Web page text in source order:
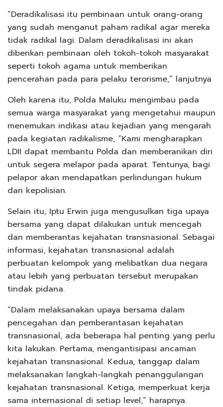
“Deradikalisasi itu pembinaan untuk orang-orang
yang sudah menganut paham radikal agar mereka
tidak radikal lagi. Dalam deradikalisasi ini akan
diberikan pembinaan oleh tokoh-tokoh masyarakat
seperti tokoh agama untuk memberikan
pencerahan pada para pelaku terorisme,” lanjutnya
Oleh karena itu, Polda Maluku mengimbau pada
semua warga masyarakat yang mengetahui maupun
menemukan indikasi atau kejadian yang mengarah
pada kegiatan radikalisme, “Kami mengharapkan
LDII dapat membantu Polda dan memberanikan diri
untuk segera melapor pada aparat. Tentunya, bagi
pelapor akan mendapatkan perlindungan hukum
dari kepolisian.
Selain itu, Iptu Erwin juga mengusulkan tiga upaya
bersama yang dapat dilakukan untuk mencegah
dan memberantas kejahatan transnasional. Sebagai
informasi, kejahatan transnasional adalah
perbuatan kelompok yang melibatkan dua negara
atau lebih yang perbuatan tersebut merupakan
tindak pidana.
“Dalam melaksanakan upaya bersama dalam
pencegahan dan pemberantasan kejahatan
transnasional, ada beberapa hal penting yang perlu
kita lakukan. Pertama, mengantisipasi ancaman
kejahatan transnasional. Kedua, tanggap dalam
melaksanakan langkah-langkah penanggulangan
kejahatan transnasional. Ketiga, memperkuat kerja
sama internasional di setiap level,” harapnya.